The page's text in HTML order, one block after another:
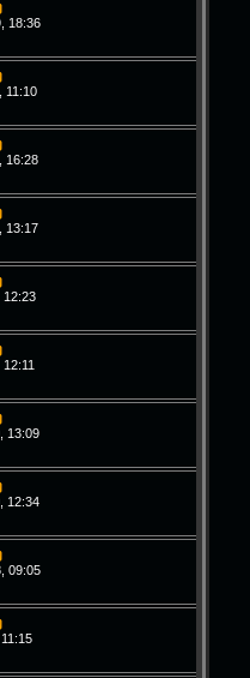
18:36
11:10
16:28
13:17
12:23
13:09
12:34
09:05